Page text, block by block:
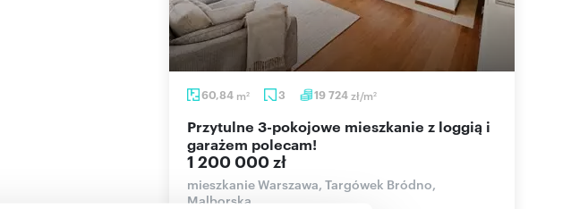
60,84 m2 3 19 724zł/m2
Przytulne 3-pokojowe mieszkanie z loggią i
garażem polecam!
1 200 000 zł
mieszkanie Warszawa, Targówek Bródno,
Malborska